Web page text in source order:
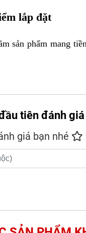
lắp đặt
sản phẩm mang
tiên đánh giá
giá bạn nhé